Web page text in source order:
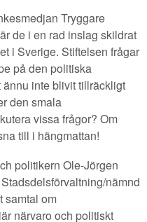
Tryggare
de i en rad inslag skildrat
i Sverige. Stiftelsen frågar
på den politiska
inte blivit tillräckligt
den smala
vissa frågor? Om
till i hängmattan!
politikern Ole-Jörgen
nämnd
samtal om
närvaro och politiskt